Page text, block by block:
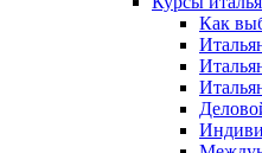
Как